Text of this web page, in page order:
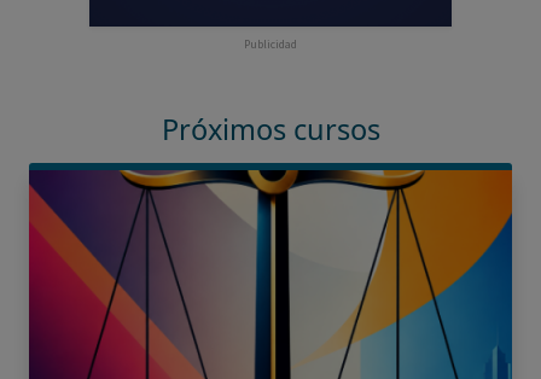
Publicidad
Próximos cursos